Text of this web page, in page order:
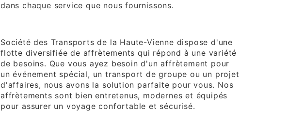
dans chaque service que nous fournissons.
Société des Transports de la Haute-Vienne dispose d'une
flotte diversifiée de affrètements qui répond à une variété
de besoins. Que vous ayez besoin d'un affrètement pour
un événement spécial, un transport de groupe ou un projet
d'affaires, nous avons la solution parfaite pour vous. Nos
affrètements sont bien entretenus, modernes et équipés
pour assurer un voyage confortable et sécurisé.